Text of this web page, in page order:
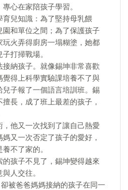
心在家陪孩子學習。
兒知識：為了堅持母乳餵
和單位之間；為了保護孩子
玩火弄得廚房一塌糊塗，她都
打掃戰場。
納孩子。就像錫坤非常喜歡
得上科學實驗課培養不了與
兒子報了一個語言培訓班。錫
長，成了班上最差的孩子，
他又一次找到了讓自己熱愛
又一次否定了孩子的愛好，
不了家的。
孩子不見了，錫坤變得越來
人交往。
被爸爸媽媽接納的孩子在同一